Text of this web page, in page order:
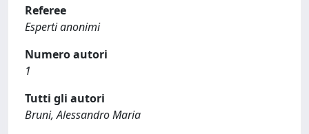
Referee
Esperti anonimi
Numero autori
1
Tutti gli autori
Bruni, Alessandro Maria